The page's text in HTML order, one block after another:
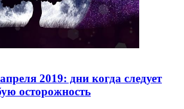
2019: дни когда следует
осторожность